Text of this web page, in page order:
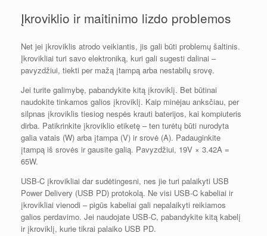
Įkroviklio ir maitinimo lizdo problemos
Net jei įkroviklis atrodo veikiantis, jis gali būti problemų šaltinis.
Įkrovikliai turi savo elektroniką, kuri gali sugesti dalinai –
pavyzdžiui, tiekti per mažą įtampą arba nestabilų srovę.
Jei turite galimybę, pabandykite kitą įkroviklį. Bet būtinai
naudokite tinkamos galios įkroviklį. Kaip minėjau anksčiau, per
silpnas įkroviklis tiesiog nespės krauti baterijos, kai kompiuteris
dirba. Patikrinkite įkroviklio etiketę – ten turėtų būti nurodyta
galia vatais (W) arba įtampa (V) ir srovė (A). Padauginkite
įtampą iš srovės ir gausite galią. Pavyzdžiui, 19V × 3.42A =
65W.
USB-C įkrovikliai dar sudėtingesni, nes jie turi palaikyti USB
Power Delivery (USB PD) protokolą. Ne visi USB-C kabeliai ir
įkrovikliai vienodi – pigūs kabeliai gali nepalaikyti reikiamos
galios perdavimo. Jei naudojate USB-C, pabandykite kitą kabelį
ir įkroviklį, kurie tikrai palaiko USB PD.